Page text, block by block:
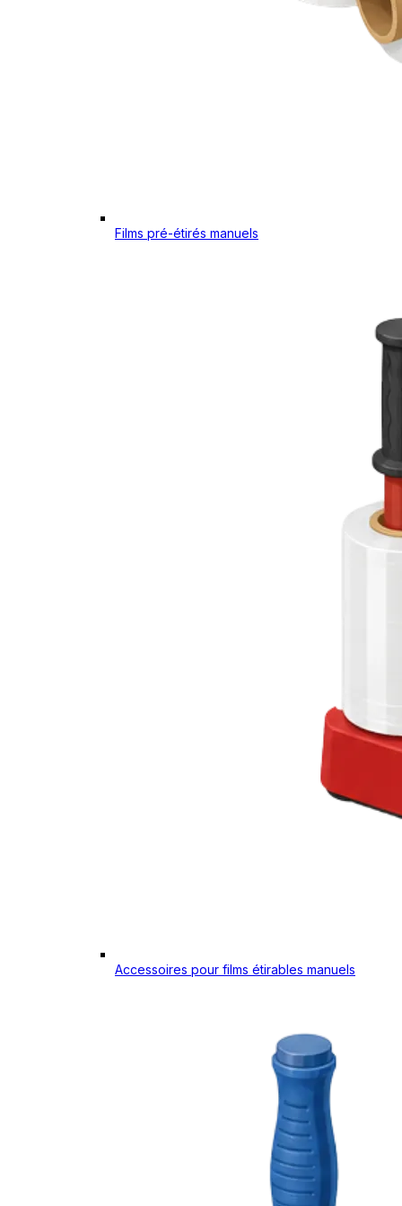
Films pré-étirés manuels
Accessoires pour films étirables manuels